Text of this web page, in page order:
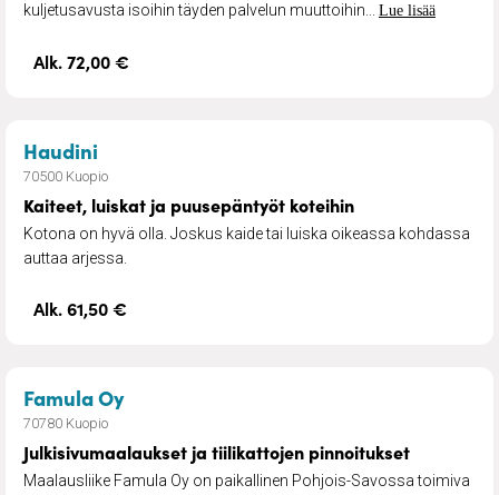
kuljetusavusta isoihin täyden palvelun muuttoihin... Lue lisää
Alk. 72,00 €
Haudini
70500 Kuopio
Kaiteet, luiskat ja puusepäntyöt koteihin
Kotona on hyvä olla. Joskus kaide tai luiska oikeassa kohdassa
auttaa arjessa.
Alk. 61,50 €
Famula Oy– Julkisivumaalaukset ja tiilikattojen
70780 Kuopio
Julkisivumaalaukset ja tiilikattojen pinnoitukset
Maalausliike Famula Oy on paikallinen Pohjois-Savossa toimiva